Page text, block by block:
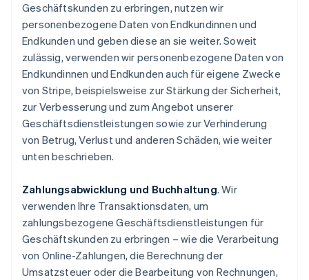
Geschäftskunden zu erbringen, nutzen wir
personenbezogene Daten von Endkundinnen und
Endkunden und geben diese an sie weiter. Soweit
zulässig, verwenden wir personenbezogene Daten von
Endkundinnen und Endkunden auch für eigene Zwecke
von Stripe, beispielsweise zur Stärkung der Sicherheit,
zur Verbesserung und zum Angebot unserer
Geschäftsdienstleistungen sowie zur Verhinderung
von Betrug, Verlust und anderen Schäden, wie weiter
unten beschrieben.
Zahlungsabwicklung und Buchhaltung. Wir
verwenden Ihre Transaktionsdaten, um
zahlungsbezogene Geschäftsdienstleistungen für
Geschäftskunden zu erbringen – wie die Verarbeitung
von Online-Zahlungen, die Berechnung der
Umsatzsteuer oder die Bearbeitung von Rechnungen,